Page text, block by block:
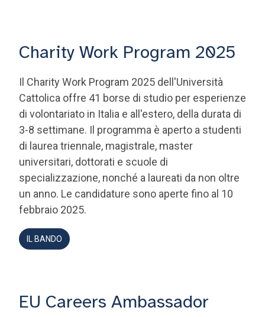
Il Charity Work Program 2025 dell'Università
di volontariato in Italia e all'estero, della durata di
3-8 settimane. Il programma è aperto a studenti
di laurea triennale, magistrale, master
universitari, dottorati e scuole di
specializzazione, nonché a laureati da non oltre
un anno. Le candidature sono aperte fino al 10
febbraio 2025.
IL BANDO
Programme